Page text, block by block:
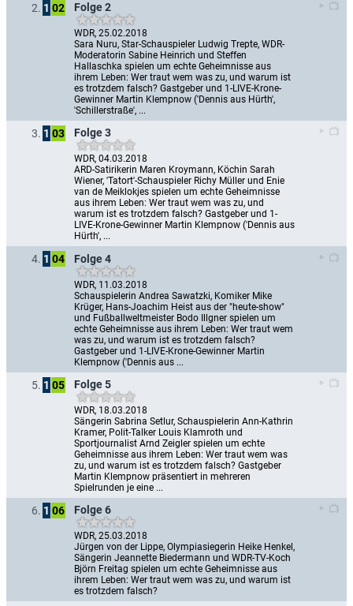
2. 1 02 Folge 2
WDR, 25.02.2018
Sara Nuru, Star-Schauspieler Ludwig Trepte, WDR-
Moderatorin Sabine Heinrich und Steffen
Hallaschka spielen um echte Geheimnisse aus
ihrem Leben: Wer traut wem was zu, und warum ist
es trotzdem falsch? Gastgeber und 1-LIVE-Krone-
Gewinner Martin Klempnow ('Dennis aus Hürth',
'Schillerstraße', ...
3. 1 03 Folge 3
WDR, 04.03.2018
ARD-Satirikerin Maren Kroymann, Köchin Sarah
Wiener, 'Tatort'-Schauspieler Richy Müller und Enie
van de Meiklokjes spielen um echte Geheimnisse
aus ihrem Leben: Wer traut wem was zu, und
warum ist es trotzdem falsch? Gastgeber und 1-
LIVE-Krone-Gewinner Martin Klempnow ('Dennis aus
Hürth', ...
4. 1 04 Folge 4
WDR, 11.03.2018
Schauspielerin Andrea Sawatzki, Komiker Mike
Krüger, Hans-Joachim Heist aus der "heute-show"
und Fußballweltmeister Bodo Illgner spielen um
echte Geheimnisse aus ihrem Leben: Wer traut wem
was zu, und warum ist es trotzdem falsch?
Gastgeber und 1-LIVE-Krone-Gewinner Martin
Klempnow ('Dennis aus ...
5. 1 05 Folge 5
WDR, 18.03.2018
Sängerin Sabrina Setlur, Schauspielerin Ann-Kathrin
Kramer, Polit-Talker Louis Klamroth und
Sportjournalist Arnd Zeigler spielen um echte
Geheimnisse aus ihrem Leben: Wer traut wem was
zu, und warum ist es trotzdem falsch? Gastgeber
Martin Klempnow präsentiert in mehreren
Spielrunden je eine ...
6. 1 06 Folge 6
WDR, 25.03.2018
Jürgen von der Lippe, Olympiasiegerin Heike Henkel,
Sängerin Jeannette Biedermann und WDR-TV-Koch
Björn Freitag spielen um echte Geheimnisse aus
ihrem Leben: Wer traut wem was zu, und warum ist
es trotzdem falsch?